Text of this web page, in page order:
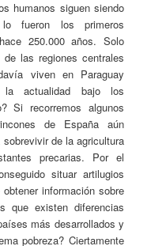
humanos siguen siendo
fueron los primeros
250.000 años. Solo
las regiones centrales
viven en Paraguay
la actualidad bajo los
Si recorremos algunos
de España aún
de la agricultura
precarias. Por el
situar artilugios
información sobre
que existen diferencias
más desarrollados y
pobreza? Ciertamente